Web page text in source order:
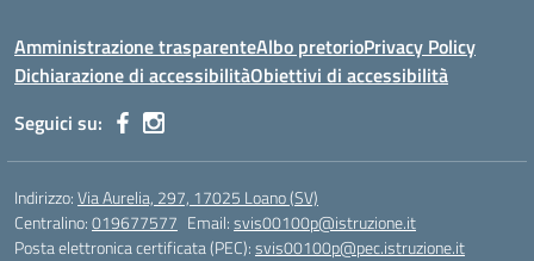
Amministrazione trasparenteAlbo pretorioPrivacy Policy
Dichiarazione di accessibilitàObiettivi di accessibilità
Seguici su:
Indirizzo:Via Aurelia, 297, 17025 Loano (SV)
Centralino:019677577 Email:svis00100p@istruzione.it
Posta elettronica certificata (PEC):svis00100p@pec.istruzione.it